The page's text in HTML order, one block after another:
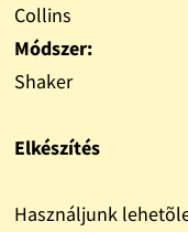
Collins
Módszer:
Shaker
Elkészítés
Használjunk